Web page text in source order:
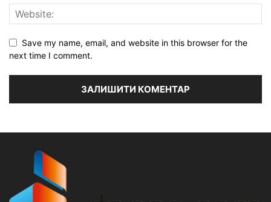
Save my name, email, and website in this browser for the
next time I comment.